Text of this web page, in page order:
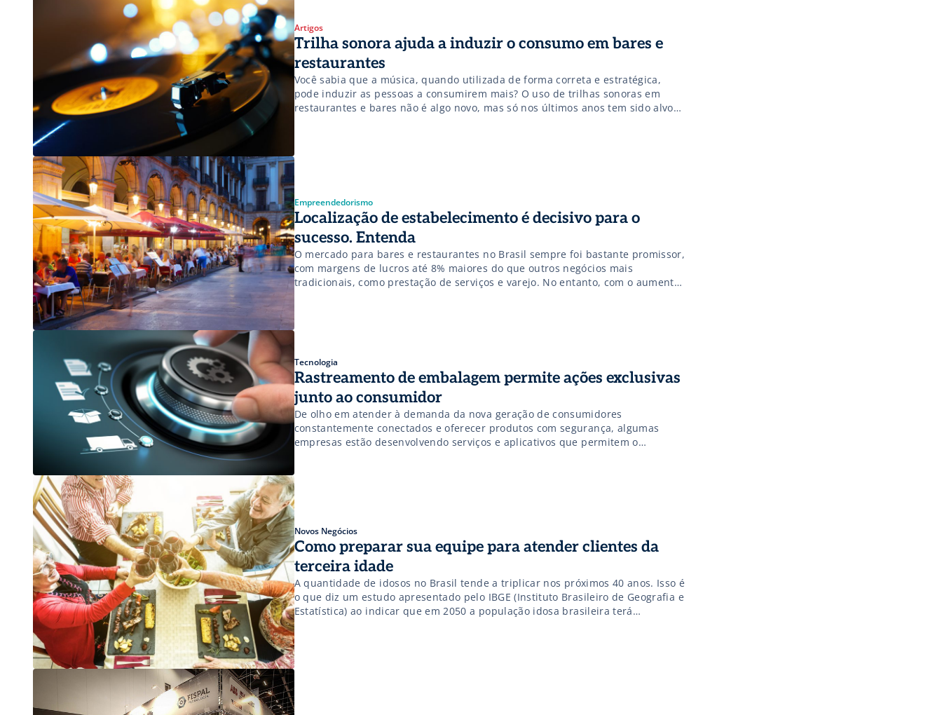
Artigos
Trilha sonora ajuda a induzir o consumo em bares e
restaurantes
Você sabia que a música, quando utilizada de forma correta e estratégica,
pode induzir as pessoas a consumirem mais? O uso de trilhas sonoras em
restaurantes e bares não é algo novo, mas só nos últimos anos tem sido alvo
Empreendedorismo
Localização de estabelecimento é decisivo para o
sucesso. Entenda
O mercado para bares e restaurantes no Brasil sempre foi bastante promissor,
com margens de lucros até 8% maiores do que outros negócios mais
tradicionais, como prestação de serviços e varejo. No entanto, com o aumento
Tecnologia
Rastreamento de embalagem permite ações exclusivas
junto ao consumidor
De olho em atender à demanda da nova geração de consumidores
constantemente conectados e oferecer produtos com segurança, algumas
empresas estão desenvolvendo serviços e aplicativos que permitem o
consumidor final. Segundo […]
Novos Negócios
Como preparar sua equipe para atender clientes da
terceira idade
A quantidade de idosos no Brasil tende a triplicar nos próximos 40 anos. Isso é
o que diz um estudo apresentado pelo IBGE (Instituto Brasileiro de Geografia e
Estatística) ao indicar que em 2050 a população idosa brasileira terá
triplicado, passando de 19,6 milhões (em 2010), para mais de 66 milhões de
pessoas acima de 60 […]